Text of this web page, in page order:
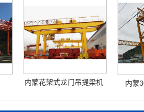
内蒙花架式龙门吊提梁机 内蒙